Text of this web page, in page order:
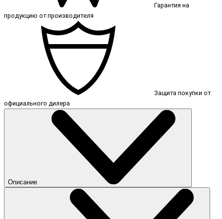
Гарантия на
продукцию от производителя
Защита покупки от
официального дилера
Описание